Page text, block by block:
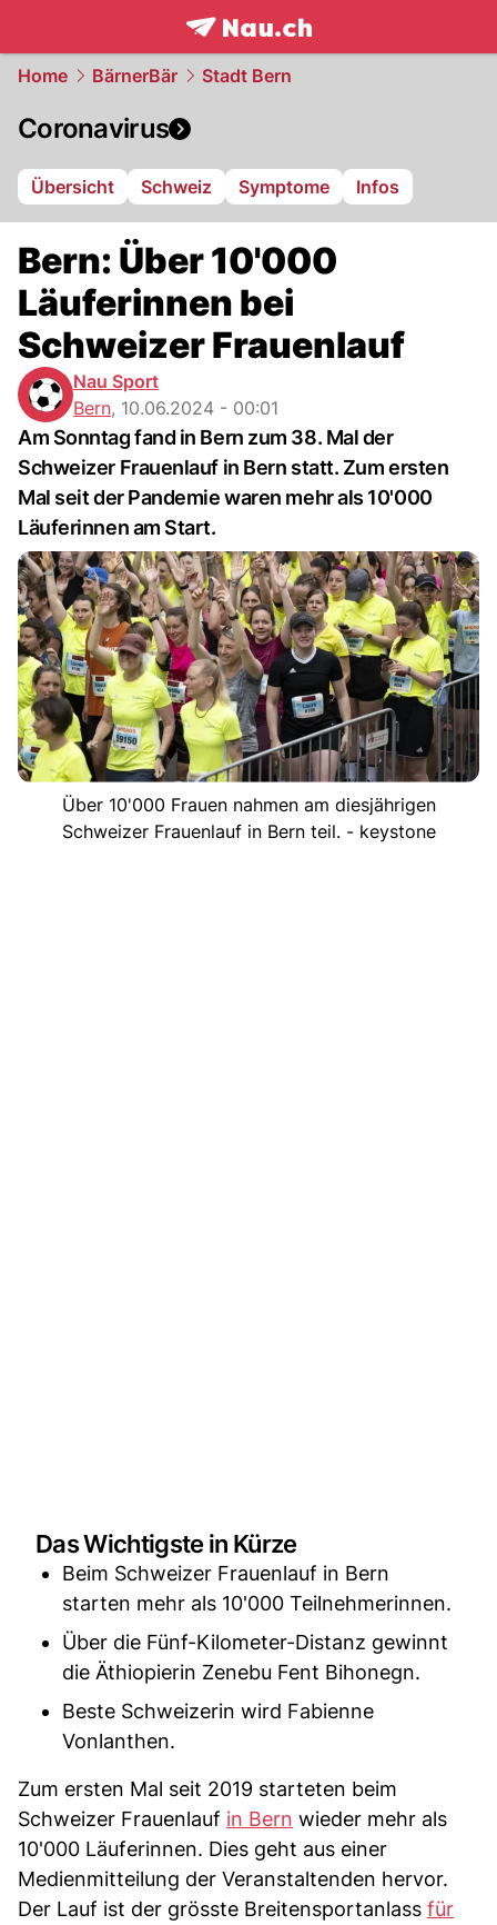
frontpage.NAU.ch
Home BärnerBär Stadt Bern
Coronavirus
Übersicht Schweiz Symptome Infos
Bern: Über 10'000
Läuferinnen bei
Schweizer Frauenlauf
Nau Sport
Bern, 10.06.2024 - 00:01
Am Sonntag fand in Bern zum 38. Mal der
Schweizer Frauenlauf in Bern statt. Zum ersten
Mal seit der Pandemie waren mehr als 10'000
Läuferinnen am Start.
Über 10'000 Frauen nahmen am diesjährigen
Schweizer Frauenlauf in Bern teil. - keystone
Das Wichtigste in Kürze
Beim Schweizer Frauenlauf in Bern
starten mehr als 10'000 Teilnehmerinnen.
Über die Fünf-Kilometer-Distanz gewinnt
die Äthiopierin Zenebu Fent Bihonegn.
Beste Schweizerin wird Fabienne
Vonlanthen.
Zum ersten Mal seit 2019 starteten beim
Schweizer Frauenlauf in Bern wieder mehr als
10'000 Läuferinnen. Dies geht aus einer
Medienmitteilung der Veranstaltenden hervor.
Der Lauf ist der grösste Breitensportanlass für